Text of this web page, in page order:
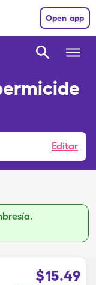
Open app
Editar
$15.49